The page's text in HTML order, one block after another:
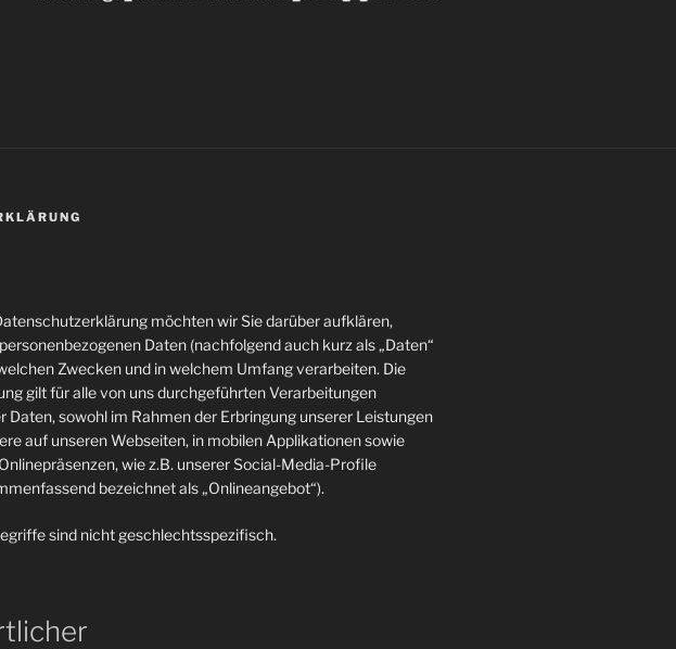
möchten wir Sie darüber aufklären,
Daten (nachfolgend auch kurz als „Daten“
Zwecken und in welchem Umfang verarbeiten. Die
gilt für alle von uns durchgeführten Verarbeitungen
Daten, sowohl im Rahmen der Erbringung unserer Leistungen
auf unseren Webseiten, in mobilen Applikationen sowie
wie z.B. unserer Social-Media-Profile
bezeichnet als „Onlineangebot“).
sind nicht geschlechtsspezifisch.